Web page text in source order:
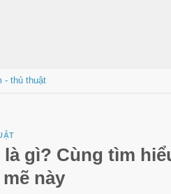
- thủ thuật
gì? Cùng tìm
này